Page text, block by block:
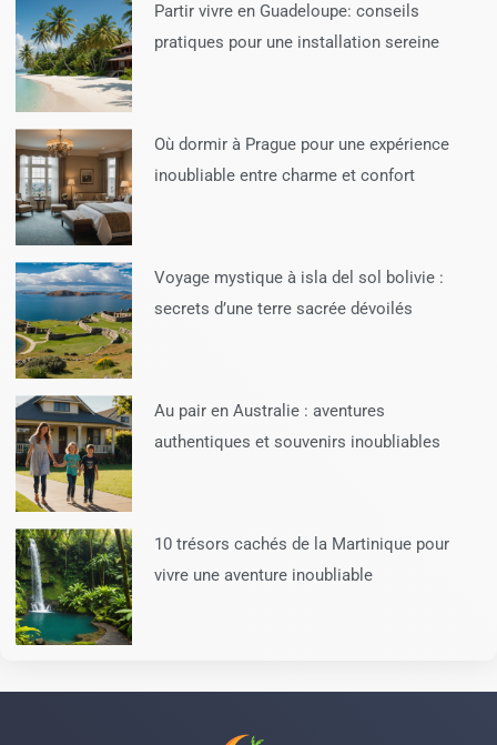
Partir vivre en Guadeloupe: conseils
pratiques pour une installation sereine
Où dormir à Prague pour une expérience
inoubliable entre charme et confort
Voyage mystique à isla del sol bolivie :
secrets d’une terre sacrée dévoilés
Au pair en Australie : aventures
authentiques et souvenirs inoubliables
10 trésors cachés de la Martinique pour
vivre une aventure inoubliable